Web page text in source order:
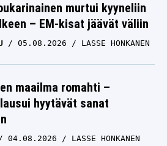
murtui kyyneliin
– EM-kisat jäävät väliin
05.08.2026 LASSE HONKANEN
maailma romahti –
hyytävät sanat
04.08.2026 LASSE HONKANEN